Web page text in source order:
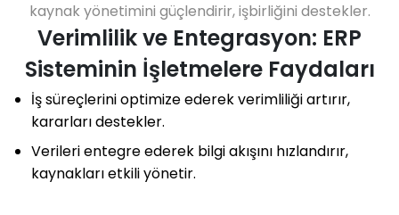
kaynak yönetimini güçlendirir, işbirliğini destekler.
Verimlilik ve Entegrasyon: ERP
Sisteminin İşletmelere Faydaları
İş süreçlerini optimize ederek verimliliği artırır,
kararları destekler.
Verileri entegre ederek bilgi akışını hızlandırır,
kaynakları etkili yönetir.